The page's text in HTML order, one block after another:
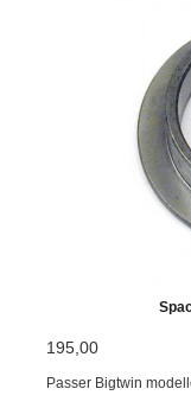
195,00
Passer Bigtwin